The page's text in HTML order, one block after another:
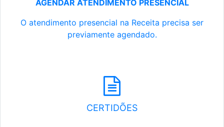
AGENDAR ATENDIMENTO PRESENCIAL
O atendimento presencial na Receita precisa ser
previamente agendado.
CERTIDÕES